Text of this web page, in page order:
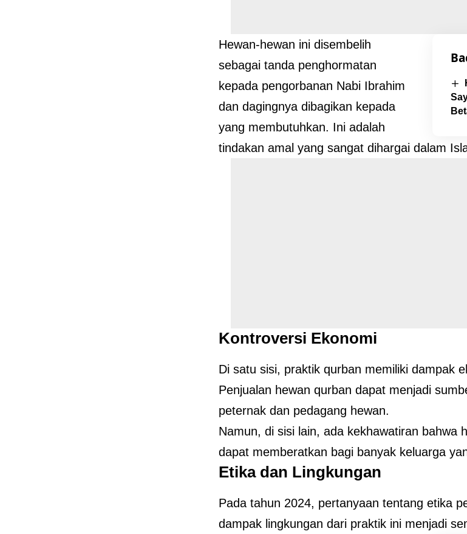
Hewan-hewan ini disembelih
sebagai tanda penghormatan
kepada pengorbanan Nabi Ibrahim
dan dagingnya dibagikan kepada
yang membutuhkan. Ini adalah
tindakan amal yang sangat dihargai dalam
Kontroversi Ekonomi
Di satu sisi, praktik qurban memiliki dampak
Penjualan hewan qurban dapat menjadi
peternak dan pedagang hewan.
Namun, di sisi lain, ada kekhawatiran bahwa
dapat memberatkan bagi banyak keluarga
Etika dan Lingkungan
Pada tahun 2024, pertanyaan tentang etika
dampak lingkungan dari praktik ini menjadi